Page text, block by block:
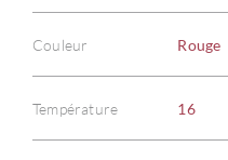
Couleur Rouge
Température 16